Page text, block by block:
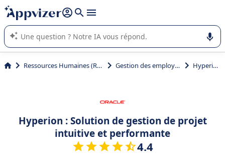
répondre (plusieurs lignes avec
L'IA de Appvizer vous guide dans l'utilisation ou la sélection de
logiciel SaaS en entreprise.
Ressources Humaines (RH) Gestion des employés Hyperion
Hyperion : Solution de gestion de projet
intuitive et performante
4.4